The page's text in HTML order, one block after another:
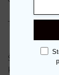
Ta izdelek
Šifra:
4179
Kategorije: